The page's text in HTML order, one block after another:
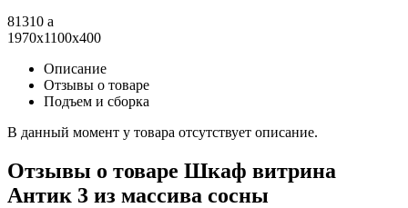
81310 a
1970x1100x400
Описание
Отзывы о товаре
Подъем и сборка
В данный момент у товара отсутствует описание.
Отзывы о товаре Шкаф витрина
Антик 3 из массива сосны